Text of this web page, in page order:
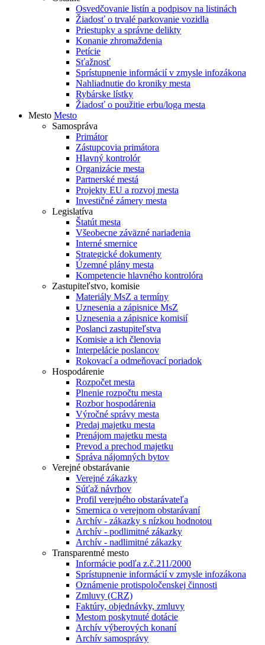
Osvedčovanie listín a podpisov na listinách
Žiadosť o trvalé parkovanie vozidla
Priestupky a správne delikty
Konanie zhromaždenia
Petície
Sťažnosť
Sprístupnenie informácií v zmysle infozákona
Nahliadnutie do kroniky mesta
Rybárske lístky
Žiadosť o použitie erbu/loga mesta
Mesto Mesto
Samospráva
Primátor
Zástupcovia primátora
Hlavný kontrolór
Organizácie mesta
Partnerské mestá
Projekty EU a rozvoj mesta
Investičné zámery mesta
Legislatíva
Štatút mesta
Všeobecne záväzné nariadenia
Interné smernice
Strategické dokumenty
Územné plány mesta
Kompetencie hlavného kontrolóra
Zastupiteľstvo, komisie
Materiály MsZ a termíny
Uznesenia a zápisnice MsZ
Uznesenia a zápisnice komisií
Poslanci zastupiteľstva
Komisie a ich členovia
Interpelácie poslancov
Rokovací a odmeňovací poriadok
Hospodárenie
Rozpočet mesta
Plnenie rozpočtu mesta
Rozbor hospodárenia
Výročné správy mesta
Predaj majetku mesta
Prenájom majetku mesta
Prevod a prechod majetku
Správa nájomných bytov
Verejné obstarávanie
Verejné zákazky
Súťaž návrhov
Profil verejného obstarávateľa
Smernica o verejnom obstarávaní
Archív - zákazky s nízkou hodnotou
Archív - podlimitné zákazky
Archív - nadlimitné zákazky
Transparentné mesto
Informácie podľa z.č.211/2000
Sprístupnenie informácií v zmysle infozákona
Oznámenie protispoločenskej činnosti
Zmluvy (CRZ)
Faktúry, objednávky, zmluvy
Mestom poskytnuté dotácie
Archív výberových konaní
Archív samosprávy